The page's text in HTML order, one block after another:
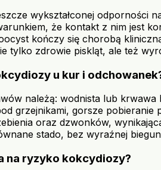
wykształconej
że kontakt z nim jest
kończy się chorobą
tylko zdrowie piskląt, ale też
u kur i
należą: wodnista lub
grzejnikami, gorsze
oraz dzwonków,
stado, bez wyraźnej
na ryzyko kokcydiozy?